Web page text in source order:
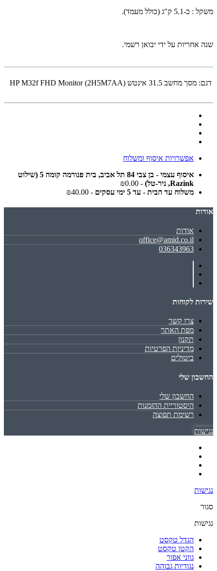
משקל : כ-5.1 ק"ג (כולל מעמד)
.
שנה אחריות על ידי יבואן רשמי.
דגם: מסך מחשב 31.5 אינטש (HP M32f FHD Monitor (2H5M7AA
אפשרויות איסוף ומשלוח
איסוף עצמי - בן צבי 84 תל אביב, בית פנורמה קומה 5 (שילוט
Razink, ניר-טל)
- ₪0.00
משלוח עד הבית - עד 5 ימי עסקים
- ₪40.00
אודות
אודות
office@amid.co.il
036343963
שירות לקוחות
צרו קשר
מפת האתר
תקנון
מדיניות הפרטיות
ביטולים
החשבון שלי
החשבון שלי
היסטוריית ההזמנות
רשימת תפוצה
נגישות
נגישות
סגור
נגישות
הגדל טקסט
הקטן טקסט
גווני אפור
נגודיות גבוהה